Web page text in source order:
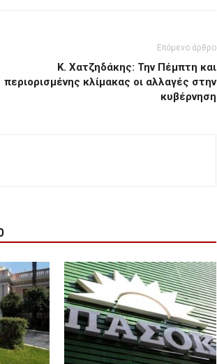
Επόμενο άρθρο
Κ. Χατζηδάκης: Την Πέμπτη και
περιορισμένης κλίμακας οι αλλαγές στην
κυβέρνηση